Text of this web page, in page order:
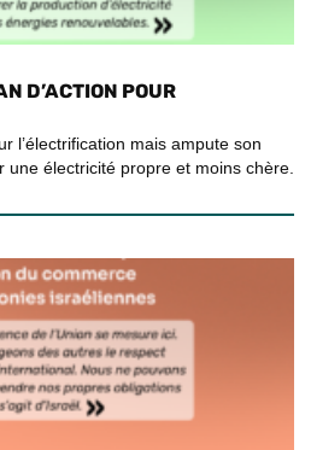
D’ACTION POUR
l’électrification mais ampute son
une électricité propre et moins chère.